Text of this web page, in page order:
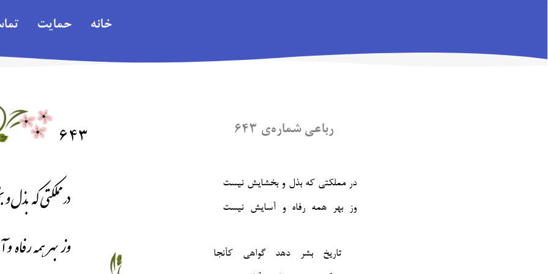
حمایت خانه
رباعی شماره‌ی ۶۴۳
در مملکتی که بذل و بخشایش نیست
‎وز بهر همه رفاه و آسایش نیست
تاریخ بشر دهد گواهی کآنجا